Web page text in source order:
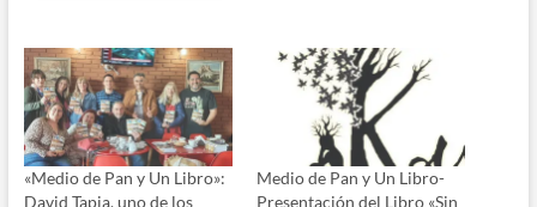
«Medio de Pan y Un Libro»:
David Tapia, uno de los
Medio de Pan y Un Libro-
Presentación del Libro «Sin